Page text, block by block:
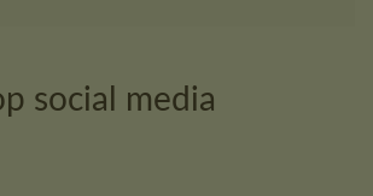
social media